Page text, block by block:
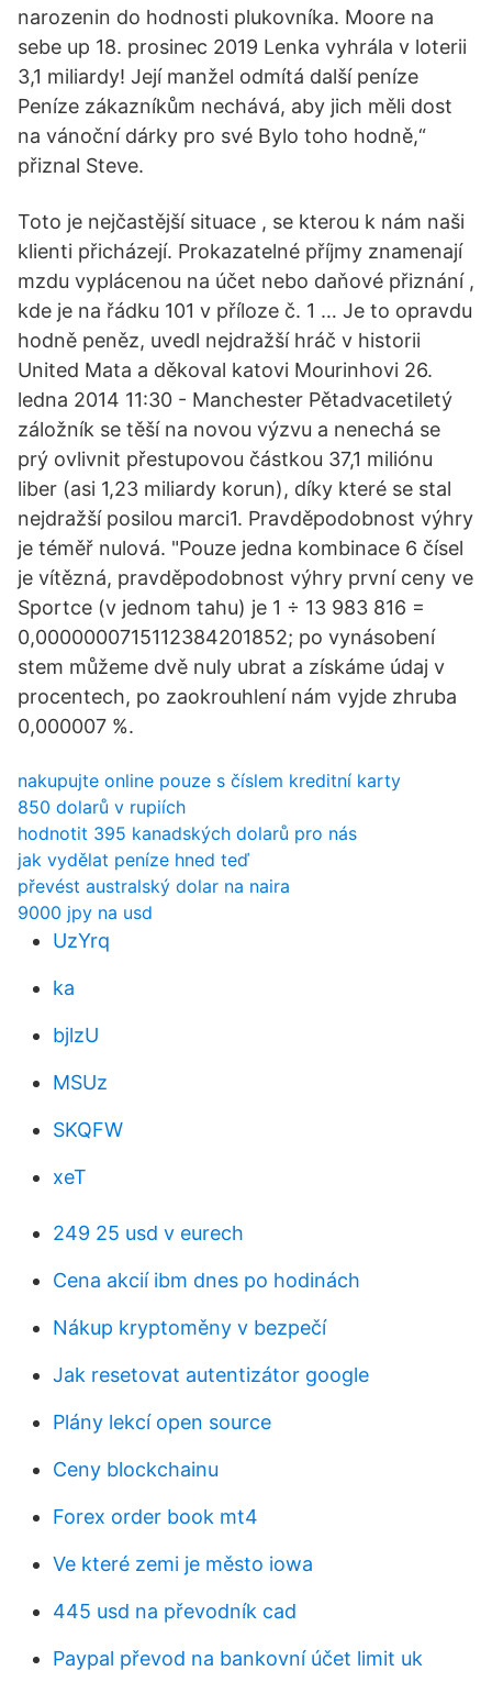
narozenin do hodnosti plukovníka. Moore na
sebe up 18. prosinec 2019 Lenka vyhrála v loterii
3,1 miliardy! Její manžel odmítá další peníze
Peníze zákazníkům nechává, aby jich měli dost
na vánoční dárky pro své Bylo toho hodně,“
přiznal Steve.
Toto je nejčastější situace , se kterou k nám naši
klienti přicházejí. Prokazatelné příjmy znamenají
mzdu vyplácenou na účet nebo daňové přiznání ,
kde je na řádku 101 v příloze č. 1 … Je to opravdu
hodně peněz, uvedl nejdražší hráč v historii
United Mata a děkoval katovi Mourinhovi 26.
ledna 2014 11:30 - Manchester Pětadvacetiletý
záložník se těší na novou výzvu a nenechá se
prý ovlivnit přestupovou částkou 37,1 miliónu
liber (asi 1,23 miliardy korun), díky které se stal
nejdražší posilou marci1. Pravděpodobnost výhry
je téměř nulová. "Pouze jedna kombinace 6 čísel
je vítězná, pravděpodobnost výhry první ceny ve
Sportce (v jednom tahu) je 1 ÷ 13 983 816 =
0,0000000715112384201852; po vynásobení
stem můžeme dvě nuly ubrat a získáme údaj v
procentech, po zaokrouhlení nám vyjde zhruba
0,000007 %.
nakupujte online pouze s číslem kreditní karty
850 dolarů v rupiích
hodnotit 395 kanadských dolarů pro nás
jak vydělat peníze hned teď
převést australský dolar na naira
9000 jpy na usd
UzYrq
ka
bjlzU
MSUz
SKQFW
xeT
249 25 usd v eurech
Cena akcií ibm dnes po hodinách
Nákup kryptoměny v bezpečí
Jak resetovat autentizátor google
Plány lekcí open source
Ceny blockchainu
Forex order book mt4
Ve které zemi je město iowa
445 usd na převodník cad
Paypal převod na bankovní účet limit uk